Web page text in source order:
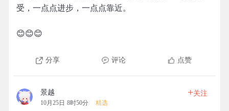
受，一点点进步，一点点靠近。
😊😊😊
分享 评论 点赞
景越
10月25日 8时50分 精选
+关注